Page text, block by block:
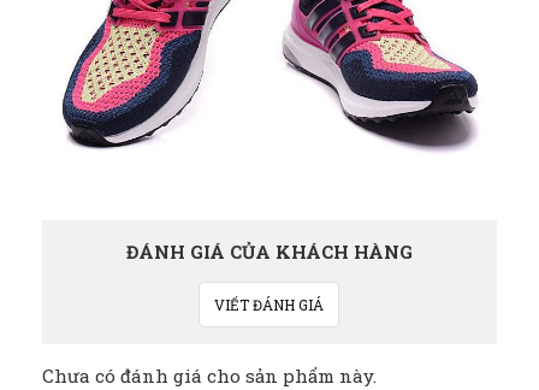
ĐÁNH GIÁ CỦA KHÁCH HÀNG
VIẾT ĐÁNH GIÁ
Chưa có đánh giá cho sản phẩm này.